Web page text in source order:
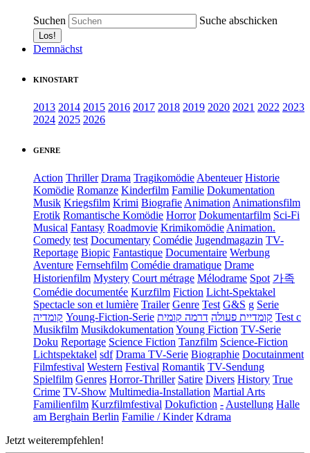
Suchen Suche abschicken
Demnächst
KINOSTART
2013 2014 2015 2016 2017 2018 2019 2020 2021 2022 2023
2024 2025 2026
GENRE
Action Thriller Drama Tragikomödie Abenteuer Historie
Komödie Romanze Kinderfilm Familie Dokumentation
Musik Kriegsfilm Krimi Biografie Animation Animationsfilm
Erotik Romantische Komödie Horror Dokumentarfilm Sci-Fi
Musical Fantasy Roadmovie Krimikomödie Animation.
Comedy test Documentary Comédie Jugendmagazin TV-
Reportage Biopic Fantastique Documentaire Werbung
Aventure Fernsehfilm Comédie dramatique Drame
Historienfilm Mystery Court métrage Mélodrame Spot 가족
Comédie documentée Kurzfilm Fiction Licht-Spektakel
Spectacle son et lumière Trailer Genre Test G&S g Serie
קומדיה Young-Fiction-Serie קומדיית פעולה דרמה קומית
Test c
Musikfilm Musikdokumentation Young Fiction TV-Serie
Doku Reportage Science Fiction Tanzfilm Science-Fiction
Lichtspektakel sdf Drama TV-Serie Biographie Docutainment
Filmfestival Western Festival Romantik TV-Sendung
Spielfilm Genres Horror-Thriller Satire Divers History True
Crime TV-Show Multimedia-Installation Martial Arts
Familienfilm Kurzfilmfestival Dokufiction - Austellung Halle
am Berghain Berlin Familie / Kinder Kdrama
Jetzt weiterempfehlen!